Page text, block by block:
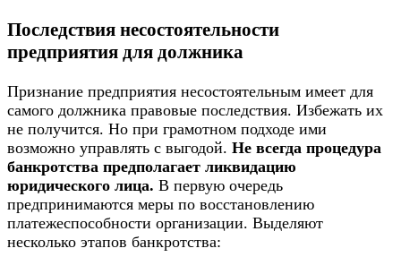
Последствия несостоятельности
предприятия для должника
Признание предприятия несостоятельным имеет для
самого должника правовые последствия. Избежать их
не получится. Но при грамотном подходе ими
возможно управлять с выгодой. Не всегда процедура
банкротства предполагает ликвидацию
юридического лица. В первую очередь
предпринимаются меры по восстановлению
платежеспособности организации. Выделяют
несколько этапов банкротства: